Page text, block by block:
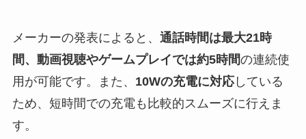
メーカーの発表によると、 通話時間は最大21時
間、動画視聴やゲームプレイでは約5時間の連続使
用が可能です。また、 10Wの充電に対応している
ため、短時間での充電も比較的スムーズに行えま
す。